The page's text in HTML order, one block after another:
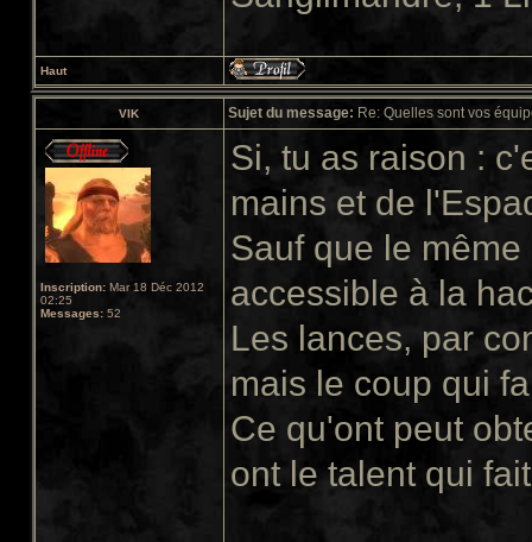
Haut
VIK Sujet du message: Re: Quelles sont vos
Inscription: Mar 18 Déc 2012
02:25
Messages: 52
Si, tu as raison :
mains et de
Sauf que le
accessible à la
Les lances, par
mais le coup qui
Ce qu'ont peut
ont le talent qui